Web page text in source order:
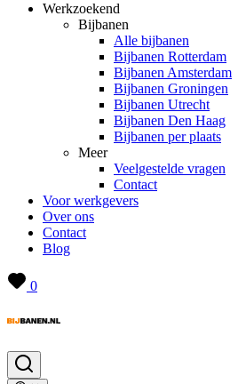
Werkzoekend
Bijbanen
Alle bijbanen
Bijbanen Rotterdam
Bijbanen Amsterdam
Bijbanen Groningen
Bijbanen Utrecht
Bijbanen Den Haag
Bijbanen per plaats
Meer
Veelgestelde vragen
Contact
Voor werkgevers
Over ons
Contact
Blog
0